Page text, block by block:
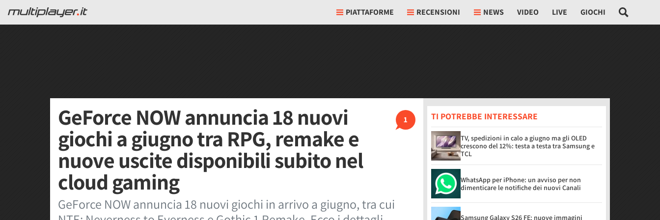
PIATTAFORME RECENSIONI NEWS VIDEO LIVE GIOCHI
1
GeForce NOW annuncia 18 nuovi
giochi a giugno tra RPG, remake e
nuove uscite disponibili subito nel
cloud gaming
GeForce NOW annuncia 18 nuovi giochi in arrivo a giugno, tra cui
TI POTREBBE INTERESSARE
TV, spedizioni in calo a giugno ma gli OLED
crescono del 12%: testa a testa tra Samsung e
TCL
WhatsApp per iPhone: un avviso per non
dimenticare le notifiche dei nuovi Canali
Samsung Galaxy S26 FE: nuove immagini